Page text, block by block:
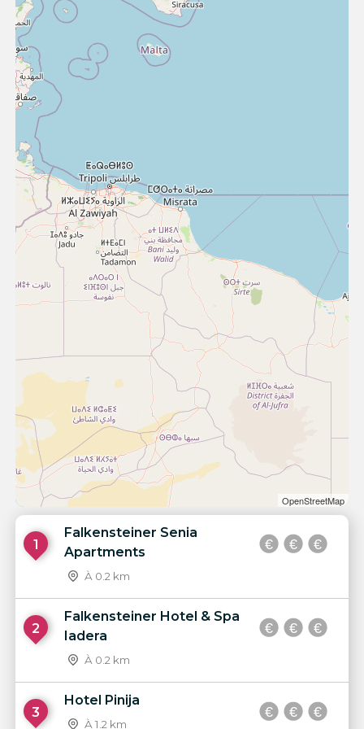
OpenStreetMap
1
Falkensteiner Senia
Apartments
À 0.2 km
2
Falkensteiner Hotel & Spa
Iadera
À 0.2 km
3
Hotel Pinija
À 1.2 km